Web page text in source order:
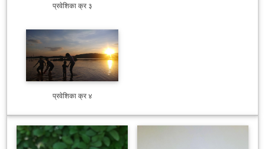
प्रवेशिका क्र ३
प्रवेशिका क्र ४